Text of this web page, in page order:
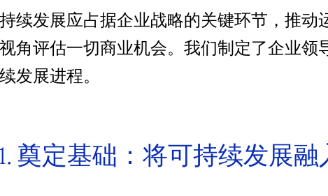
续发展应占据企业战略的关键环节，推
角评估一切商业机会。我们制定了企业
发展进程。
奠定基础：将可持续发展